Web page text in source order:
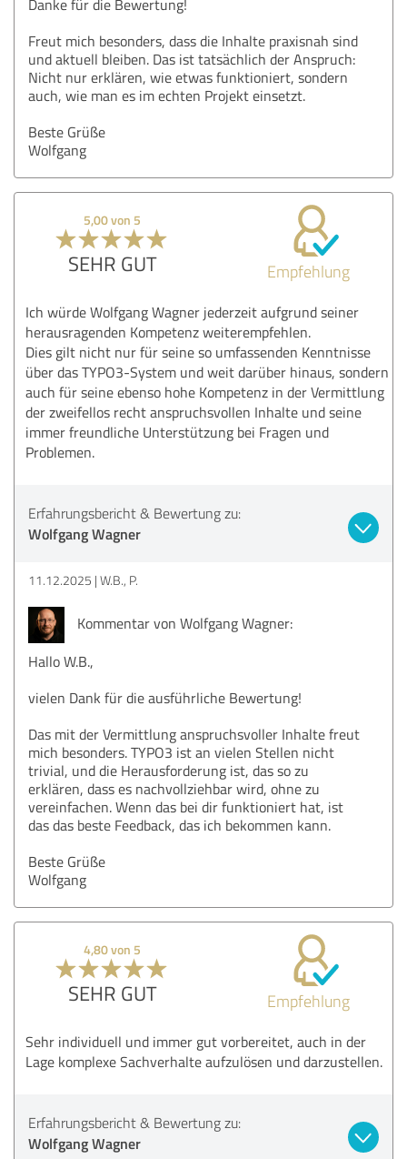
Danke für die Bewertung!
Freut mich besonders, dass die Inhalte praxisnah sind
und aktuell bleiben. Das ist tatsächlich der Anspruch:
Nicht nur erklären, wie etwas funktioniert, sondern
auch, wie man es im echten Projekt einsetzt.
Beste Grüße
Wolfgang
5,00 von 5
SEHR GUT Empfehlung
Ich würde Wolfgang Wagner jederzeit aufgrund seiner
herausragenden Kompetenz weiterempfehlen.
Dies gilt nicht nur für seine so umfassenden Kenntnisse
über das TYPO3-System und weit darüber hinaus, sondern
auch für seine ebenso hohe Kompetenz in der Vermittlung
der zweifellos recht anspruchsvollen Inhalte und seine
immer freundliche Unterstützung bei Fragen und
Problemen.
Erfahrungsbericht & Bewertung zu:
Wolfgang Wagner
11.12.2025 W.B., P.
Kommentar von Wolfgang Wagner:
Hallo W.B.,
vielen Dank für die ausführliche Bewertung!
Das mit der Vermittlung anspruchsvoller Inhalte freut
mich besonders. TYPO3 ist an vielen Stellen nicht
trivial, und die Herausforderung ist, das so zu
erklären, dass es nachvollziehbar wird, ohne zu
vereinfachen. Wenn das bei dir funktioniert hat, ist
das das beste Feedback, das ich bekommen kann.
Beste Grüße
Wolfgang
4,80 von 5
SEHR GUT Empfehlung
Sehr individuell und immer gut vorbereitet, auch in der
Lage komplexe Sachverhalte aufzulösen und darzustellen.
Erfahrungsbericht & Bewertung zu:
Wolfgang Wagner